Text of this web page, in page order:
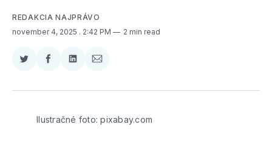
REDAKCIA NAJPRÁVO
november 4, 2025 . 2:42 PM 2 min read
Zdieľať
Twitter
Zdieľať
Facebooku
Zdieľať
LinkedIne
Zdieľať
E-
Ilustračné foto: pixabay.com